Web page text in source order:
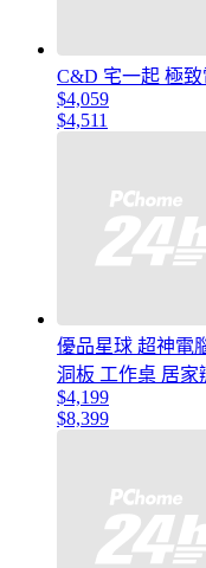
C&D 宅一起 極致
$4,059
$4,511
優品星球 超神電
洞板 工作桌 居家
$4,199
$8,399